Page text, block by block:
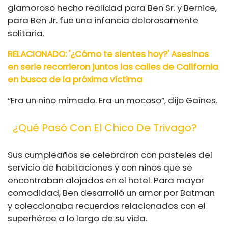
glamoroso hecho realidad para Ben Sr. y Bernice,
para Ben Jr. fue una infancia dolorosamente
solitaria.
RELACIONADO:'¿Cómo te sientes hoy?' Asesinos
en serie recorrieron juntos las calles de California
en busca de la próxima víctima
“Era un niño mimado. Era un mocoso”, dijo Gaines.
¿Qué Pasó Con El Chico De Trivago?
Sus cumpleaños se celebraron con pasteles del
servicio de habitaciones y con niños que se
encontraban alojados en el hotel. Para mayor
comodidad, Ben desarrolló un amor por Batman
y coleccionaba recuerdos relacionados con el
superhéroe a lo largo de su vida.